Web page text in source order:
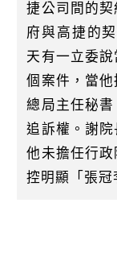
捷公司間的
府與高捷的
天有一立委
個案件，當
總局主任秘
追訴權。謝
他未擔任行
控明顯「張冠